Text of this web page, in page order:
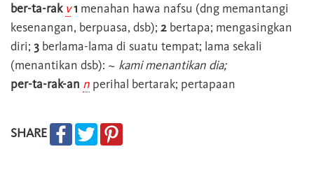
ber-ta-rak v1 menahan hawa nafsu (dng memantangi
kesenangan, berpuasa, dsb); 2 bertapa; mengasingkan
diri; 3 berlama-lama di suatu tempat; lama sekali
(menantikan dsb): ~ kami menantikan dia;
per-ta-rak-an n perihal bertarak; pertapaan
SHARE